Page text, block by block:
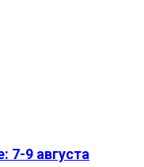
7-9 августа